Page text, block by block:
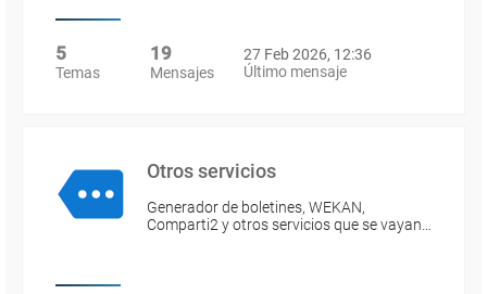
5
Temas
19
Mensajes
27 Feb 2026, 12:36
Último mensaje
Otros servicios
Generador de boletines, WEKAN,
Comparti2 y otros servicios que se vayan…